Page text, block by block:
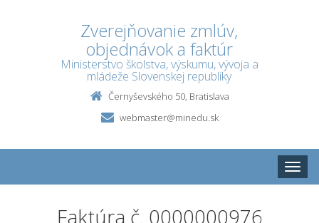
Zverejňovanie zmlúv,
objednávok a faktúr
Ministerstvo školstva, výskumu, vývoja a
mládeže Slovenskej republiky
Černyševského 50, Bratislava
webmaster@minedu.sk
Toggle
Faktúra č. 0000000976